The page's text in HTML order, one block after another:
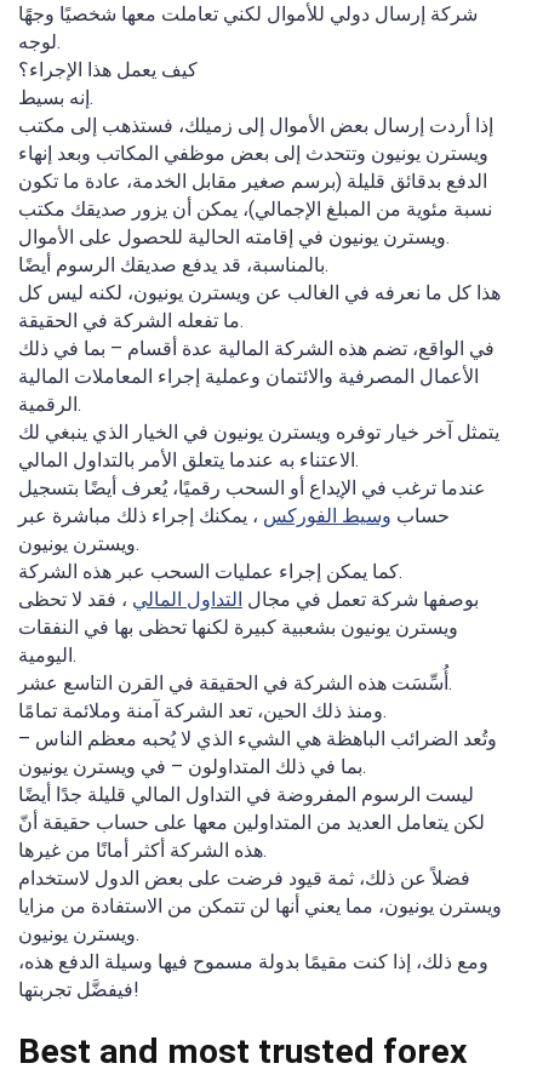
شركة إرسال دولي للأموال لكني تعاملت معها شخصيًا وجهًا
لوجه.
كيف يعمل هذا الإجراء؟
إنه بسيط.
إذا أردت إرسال بعض الأموال إلى زميلك، فستذهب إلى مكتب
ويسترن يونيون وتتحدث إلى بعض موظفي المكاتب وبعد إنهاء
الدفع بدقائق قليلة (برسم صغير مقابل الخدمة، عادة ما تكون
نسبة مئوية من المبلغ الإجمالي)، يمكن أن يزور صديقك مكتب
ويسترن يونيون في إقامته الحالية للحصول على الأموال.
بالمناسبة، قد يدفع صديقك الرسوم أيضًا.
هذا كل ما نعرفه في الغالب عن ويسترن يونيون، لكنه ليس كل
ما تفعله الشركة في الحقيقة.
في الواقع، تضم هذه الشركة المالية عدة أقسام – بما في ذلك
الأعمال المصرفية والائتمان وعملية إجراء المعاملات المالية
الرقمية.
يتمثل آخر خيار توفره ويسترن يونيون في الخيار الذي ينبغي لك
الاعتناء به عندما يتعلق الأمر بالتداول المالي.
عندما ترغب في الإيداع أو السحب رقميًا، يُعرف أيضًا بتسجيل
حساب وسيط الفوركس ، يمكنك إجراء ذلك مباشرة عبر
ويسترن يونيون.
كما يمكن إجراء عمليات السحب عبر هذه الشركة.
بوصفها شركة تعمل في مجال التداول المالي ، فقد لا تحظى
ويسترن يونيون بشعبية كبيرة لكنها تحظى بها في النفقات
اليومية.
أُسِّسَت هذه الشركة في الحقيقة في القرن التاسع عشر.
ومنذ ذلك الحين، تعد الشركة آمنة وملائمة تمامًا.
وتُعد الضرائب الباهظة هي الشيء الذي لا يُحبه معظم الناس –
بما في ذلك المتداولون – في ويسترن يونيون.
ليست الرسوم المفروضة في التداول المالي قليلة جدًا أيضًا
لكن يتعامل العديد من المتداولين معها على حساب حقيقة أنّ
هذه الشركة أكثر أمانًا من غيرها.
فضلاً عن ذلك، ثمة قيود فرضت على بعض الدول لاستخدام
ويسترن يونيون، مما يعني أنها لن تتمكن من الاستفادة من مزايا
ويسترن يونيون.
ومع ذلك، إذا كنت مقيمًا بدولة مسموح فيها وسيلة الدفع هذه،
فيفضَّل تجربتها!
Best and most trusted forex